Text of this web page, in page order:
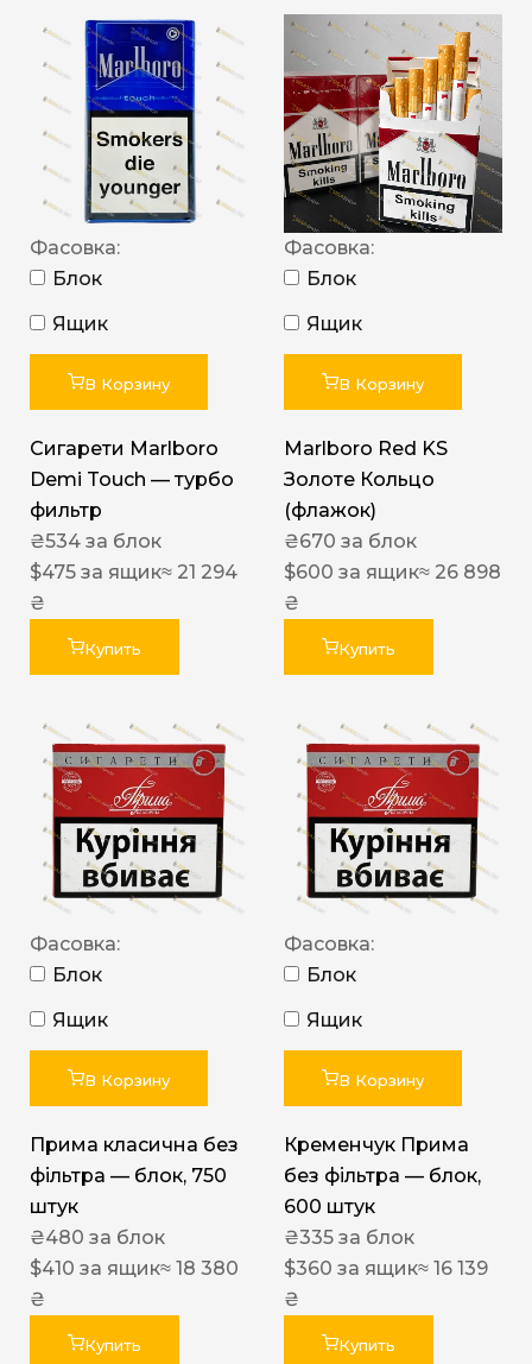
Фасовка:
Блок
Ящик
В Корзину
Сигарети Marlboro
Demi Touch — турбо
фильтр
₴534 за блок
$475 за ящик≈ 21 294
₴
Купить
Фасовка:
Блок
Ящик
В Корзину
Marlboro Red KS
Золоте Кольцо
(флажок)
₴670 за блок
$600 за ящик≈ 26 898
₴
Купить
Фасовка:
Блок
Ящик
В Корзину
Прима класична без
фільтра — блок, 750
штук
₴480 за блок
$410 за ящик≈ 18 380
₴
Купить
Фасовка:
Блок
Ящик
В Корзину
Кременчук Прима
без фільтра — блок,
600 штук
₴335 за блок
$360 за ящик≈ 16 139
₴
Купить